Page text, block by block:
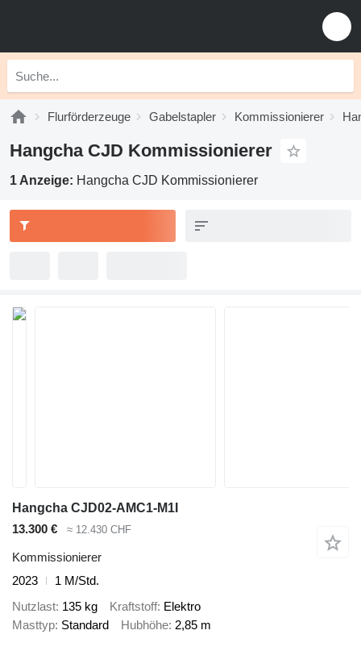
Flurförderzeuge Gabelstapler Kommissionierer
Hangcha CJD Kommissionierer
1 Anzeige: Hangcha CJD Kommissionierer
Hangcha CJD02-AMC1-M1I
13.300 €
≈ 12.430 CHF
Kommissionierer
2023
1 M/Std.
Nutzlast 135 kg Kraftstoff Elektro
Masttyp Standard Hubhöhe 2,85 m